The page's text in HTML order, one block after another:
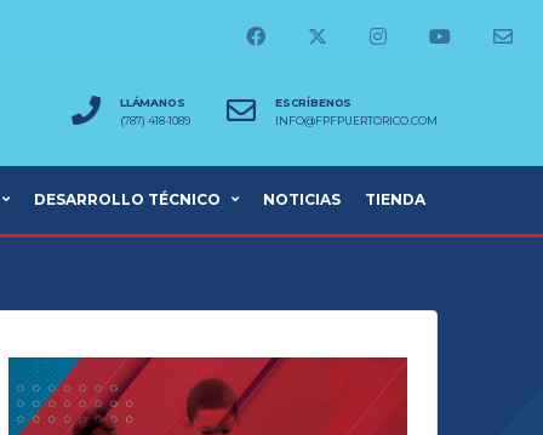
LLÁMANOS
(787) 418-1089
ESCRÍBENOS
INFO@FPFPUERTORICO.COM
DESARROLLO TÉCNICO NOTICIAS TIENDA